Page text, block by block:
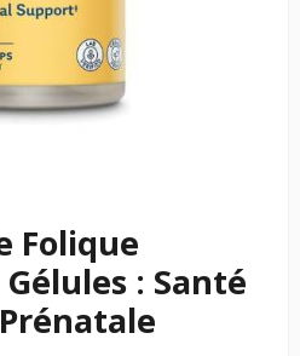
Folique
: Santé